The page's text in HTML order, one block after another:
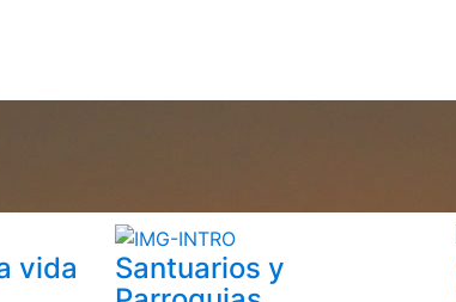
vida
Santuarios y